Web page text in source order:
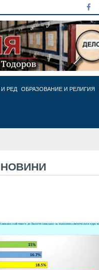
РЕД ОБРАЗОВАНИЕ И РЕЛИГИЯ